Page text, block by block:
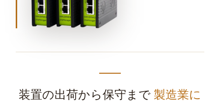
装置の出荷から保守まで 製造業に